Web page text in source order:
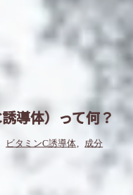
導体）って何？
ビタミンC誘導体 成分